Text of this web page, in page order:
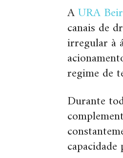
AURA
canais de
irregular à
regime de
Durante